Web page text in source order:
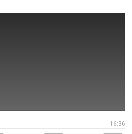
16:36